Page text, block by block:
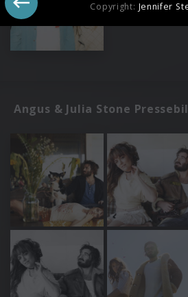
Angus & Julia Stone
Copyright: Jennifer